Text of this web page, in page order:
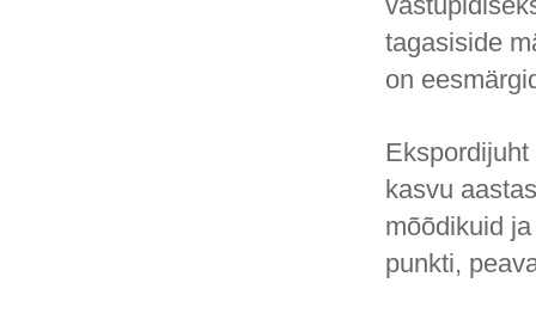
tagasiside
on
kasvu
mõõdikuid
punkti,